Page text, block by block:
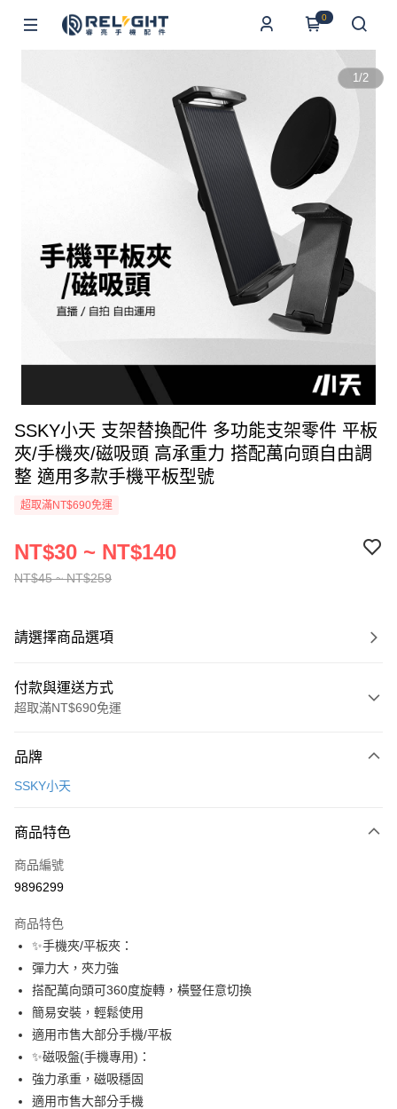
0
1/2
SSKY小天 支架替換配件 多功能支架零件 平板
夾/手機夾/磁吸頭 高承重力 搭配萬向頭自由調
整 適用多款手機平板型號
超取滿NT$690免運
NT$45 ~ NT$259
NT$30 ~ NT$140
請選擇商品選項
付款與運送方式
超取滿NT$690免運
信用卡一次付款
LINE Pay
Apple Pay
悠遊付
ATM付款
運送方式
全家取貨付款
每筆NT$65，滿NT$690(含以上)免運費
付款後全家取貨
品牌
SSKY小天
商品特色
商品編號
9896299
商品特色
✨手機夾/平板夾：
彈力大，夾力強
搭配萬向頭可360度旋轉，橫豎任意切換
簡易安裝，輕鬆使用
適用市售大部分手機/平板
✨磁吸盤(手機專用)：
強力承重，磁吸穩固
適用市售大部分手機